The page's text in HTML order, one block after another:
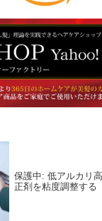
保護中: 低アルカリ
正剤を粘度調整する